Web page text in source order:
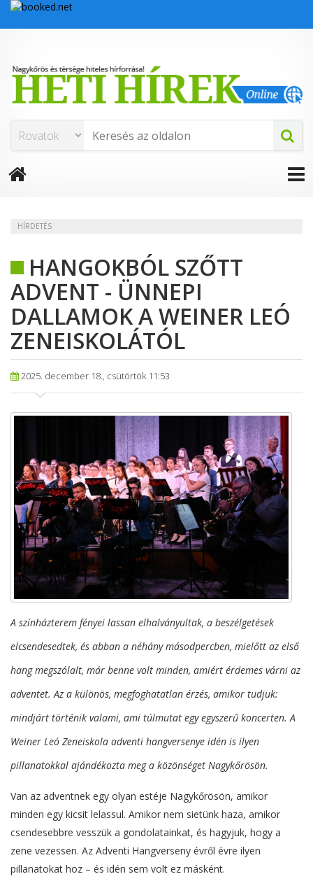
HÍRDETÉS
HANGOKBÓL SZŐTT
ADVENT - ÜNNEPI
DALLAMOK A WEINER LEÓ
ZENEISKOLÁTÓL
2025. december 18., csütörtök 11:53
A színházterem fényei lassan elhalványultak, a beszélgetések
elcsendesedtek, és abban a néhány másodpercben, mielőtt az első
hang megszólalt, már benne volt minden, amiért érdemes várni az
adventet. Az a különös, megfoghatatlan érzés, amikor tudjuk:
mindjárt történik valami, ami túlmutat egy egyszerű koncerten. A
Weiner Leó Zeneiskola adventi hangversenye idén is ilyen
pillanatokkal ajándékozta meg a közönséget Nagykőrösön.
Van az adventnek egy olyan estéje Nagykőrösön, amikor
minden egy kicsit lelassul. Amikor nem sietünk haza, amikor
csendesebbre vesszük a gondolatainkat, és hagyjuk, hogy a
zene vezessen. Az Adventi Hangverseny évről évre ilyen
pillanatokat hoz – és idén sem volt ez másként.